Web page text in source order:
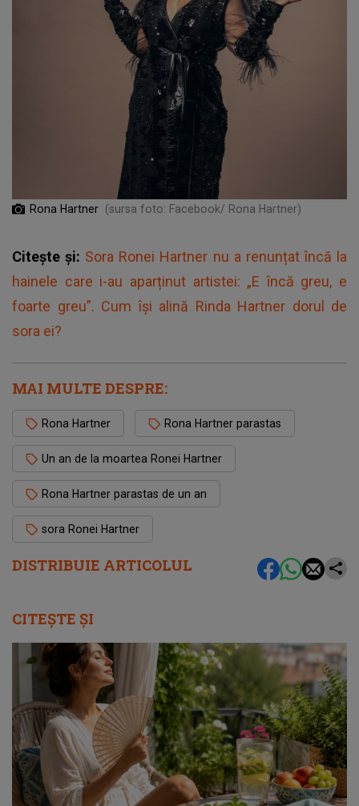
DISTRIBUIE ARTICOLUL
Rona Hartner (sursa foto: Facebook/ Rona Hartner)
Citește și: Sora Ronei Hartner nu a renunțat încă la
hainele care i-au aparținut artistei: „E încă greu, e
foarte greu”. Cum își alină Rinda Hartner dorul de
sora ei?
MAI MULTE DESPRE:
Rona Hartner Rona Hartner parastas
Un an de la moartea Ronei Hartner
Rona Hartner parastas de un an
sora Ronei Hartner
CITEȘTE ȘI